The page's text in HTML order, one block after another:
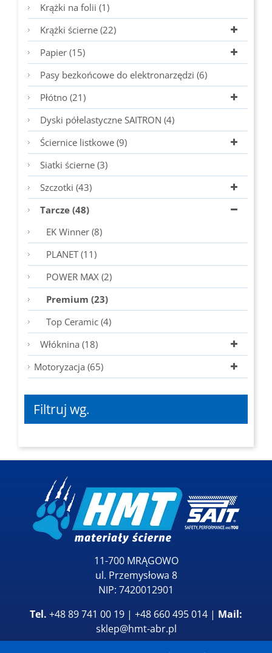
Krążki na folii (1)
Krążki ścierne (22)
Papier (15)
Pasy bezkońcowe do elektronarzędzi (6)
Płótno (21)
Dyski półelastyczne SAITRON (4)
Ściernice listkowe (9)
Siatki ścierne (3)
Szczotki (43)
Tarcze (48)
EK Winner (8)
PLANET (11)
POWER MAX (2)
Premium (23)
Top Ceramic (4)
Włóknina (18)
Motoryzacja (65)
Filtruj wg.
11-700 MRĄGOWO
ul. Przemysłowa 8
NIP: 7420012901
Tel. +48 89 741 00 19 | +48 660 495 014 | Mail:
sklep@hmt-abr.pl